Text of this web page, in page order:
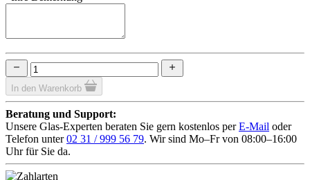
In den Warenkorb
Beratung und Support:
Unsere Glas-Experten beraten Sie gern kostenlos perE-Mail oder
Telefon unter02 31 / 999 56 79. Wir sind Mo–Fr von 08:00–16:00
Uhr für Sie da.